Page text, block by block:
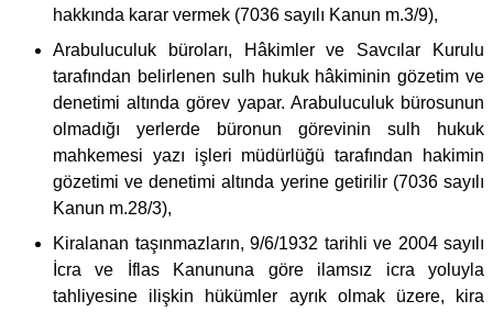
hakkında karar vermek (7036 sayılı Kanun m.3/9),
Arabuluculuk büroları, Hâkimler ve Savcılar Kurulu
tarafından belirlenen sulh hukuk hâkiminin gözetim ve
denetimi altında görev yapar. Arabuluculuk bürosunun
olmadığı yerlerde büronun görevinin sulh hukuk
mahkemesi yazı işleri müdürlüğü tarafından hakimin
gözetimi ve denetimi altında yerine getirilir (7036 sayılı
Kanun m.28/3),
Kiralanan taşınmazların, 9/6/1932 tarihli ve 2004 sayılı
İcra ve İflas Kanununa göre ilamsız icra yoluyla
tahliyesine ilişkin hükümler ayrık olmak üzere, kira